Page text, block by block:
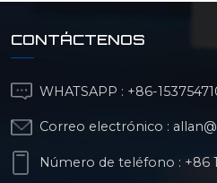
CONTÁCTENOS
WHATSAPP : +86-
Correo electrónico :
Número de teléfono : +86